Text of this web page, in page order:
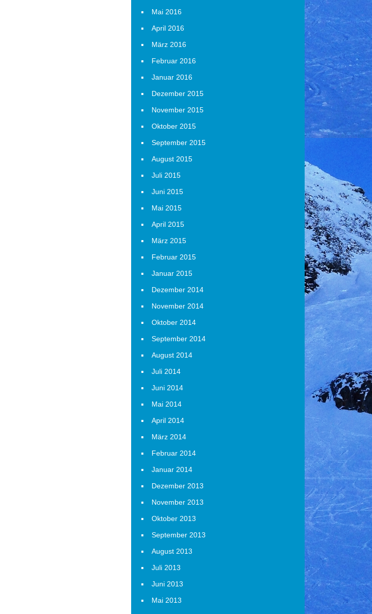
Mai 2016
April 2016
März 2016
Februar 2016
Januar 2016
Dezember 2015
November 2015
Oktober 2015
September 2015
August 2015
Juli 2015
Juni 2015
Mai 2015
April 2015
März 2015
Februar 2015
Januar 2015
Dezember 2014
November 2014
Oktober 2014
September 2014
August 2014
Juli 2014
Juni 2014
Mai 2014
April 2014
März 2014
Februar 2014
Januar 2014
Dezember 2013
November 2013
Oktober 2013
September 2013
August 2013
Juli 2013
Juni 2013
Mai 2013